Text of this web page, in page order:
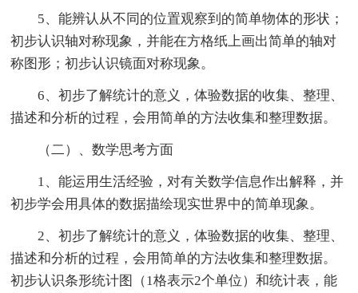
5、能辨认从不同的位置观察到的简单物体的形状；
初步认识轴对称现象，并能在方格纸上画出简单的轴对
称图形；初步认识镜面对称现象。
6、初步了解统计的意义，体验数据的收集、整理、
描述和分析的过程，会用简单的方法收集和整理数据。
（二）、数学思考方面
1、能运用生活经验，对有关数学信息作出解释，并
初步学会用具体的数据描绘现实世界中的简单现象。
2、初步了解统计的意义，体验数据的收集、整理、
描述和分析的过程，会用简单的方法收集和整理数据。
初步认识条形统计图（1格表示2个单位）和统计表，能